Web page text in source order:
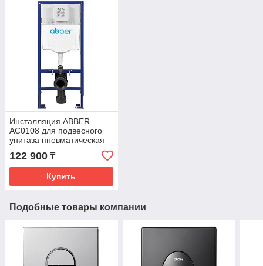
Инсталляция ABBER
AC0108 для подвесного
унитаза пневматическая
122 900 ₸
Купить
Подобные товары компании